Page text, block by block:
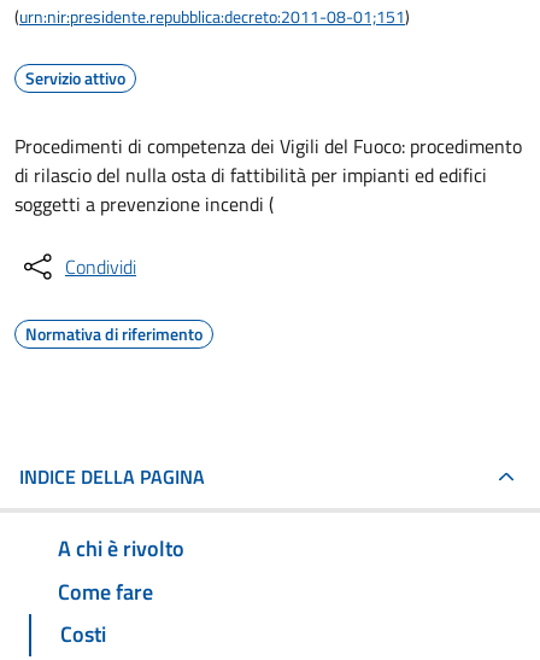
(urn:nir:presidente.repubblica:decreto:2011-08-01;151)
Servizio attivo
Procedimenti di competenza dei Vigili del Fuoco: procedimento
di rilascio del nulla osta di fattibilità per impianti ed edifici
soggetti a prevenzione incendi (
Condividi
Normativa di riferimento
INDICE DELLA PAGINA
A chi è rivolto
Come fare
Costi